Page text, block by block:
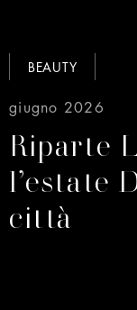
BEAUTY
giugno 2026
Riparte
l’estate
città